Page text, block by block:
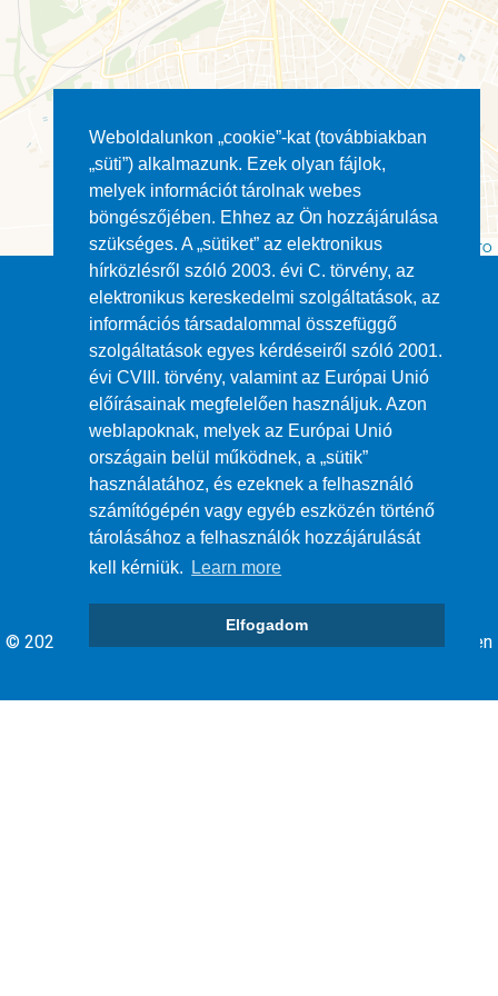
Weboldalunkon „cookie”-kat (továbbiakban
„süti”) alkalmazunk. Ezek olyan fájlok,
melyek információt tárolnak webes
böngészőjében. Ehhez az Ön hozzájárulása
szükséges. A „sütiket” az elektronikus
hírközlésről szóló 2003. évi C. törvény, az
elektronikus kereskedelmi szolgáltatások, az
információs társadalommal összefüggő
szolgáltatások egyes kérdéseiről szóló 2001.
évi CVIII. törvény, valamint az Európai Unió
előírásainak megfelelően használjuk. Azon
weblapoknak, melyek az Európai Unió
országain belül működnek, a „sütik”
használatához, és ezeknek a felhasználó
számítógépén vagy egyéb eszközén történő
tárolásához a felhasználók hozzájárulását
kell kérniük.
Learn more
Elfogadom
Leaflet| ©OpenStreetMapcontributors © CARTO
Impresszum
ÁSZF
Adatvédelem
© 2026 Debrecen Megyei jogú Város Önkormányzata - Minden